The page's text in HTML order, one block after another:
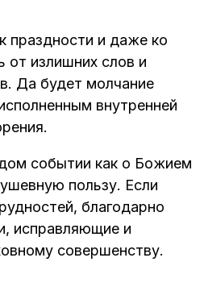
праздности и даже ко
от излишних слов и
Да будет молчание
внутренней
событии как о Божием
пользу. Если
благодарно
исправляющие и
совершенству.